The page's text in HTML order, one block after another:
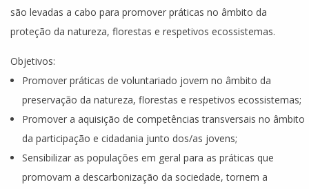
são levadas a cabo para promover práticas no âmbito da
proteção da natureza, florestas e respetivos ecossistemas.
Objetivos:
Promover práticas de voluntariado jovem no âmbito da
preservação da natureza, florestas e respetivos ecossistemas;
Promover a aquisição de competências transversais no âmbito
da participação e cidadania junto dos/as jovens;
Sensibilizar as populações em geral para as práticas que
promovam a descarbonização da sociedade, tornem a